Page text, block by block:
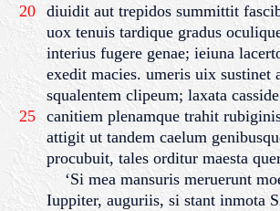
20 diuidit aut trepidos summittit
uox tenuis tardique gradus
interius fugere genae; ieiuna
exedit macies. umeris uix sustinet
squalentem clipeum; laxata
25 canitiem plenamque trahit
attigit ut tandem caelum
procubuit, tales orditur maesta
‘Si mea mansuris meruerunt
Iuppiter, auguriis, si stant inmota